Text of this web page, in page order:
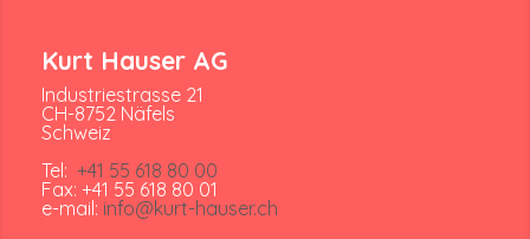
Kurt Hauser AG
Industriestrasse 21
CH-8752 Näfels
Schweiz
Tel: +41 55 618 80 00
Fax: +41 55 618 80 01
e-mail: info@kurt-hauser.ch